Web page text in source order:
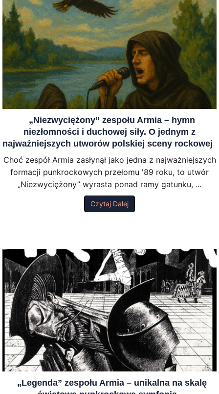
„Niezwyciężony” zespołu Armia – hymn
niezłomności i duchowej siły. O jednym z
najważniejszych utworów polskiej sceny rockowej
Choć zespół Armia zasłynął jako jedna z najważniejszych
formacji punkrockowych przełomu '89 roku, to utwór
„Niezwyciężony” wyrasta ponad ramy gatunku, ...
Czytaj Dalej
„Legenda” zespołu Armia – unikalna na skalę